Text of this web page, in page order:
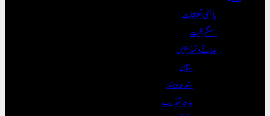
باہمی تعلقات
استشراقیت
علاقے و تہذیبیں
ستان
سندھ و ہند
بدھ تہذیب